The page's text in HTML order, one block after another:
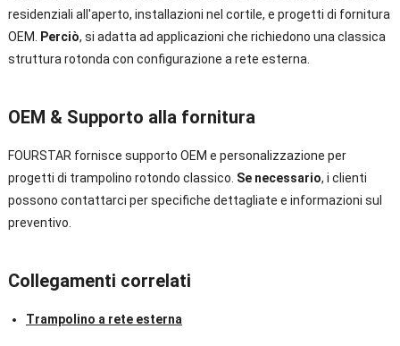
residenziali all'aperto, installazioni nel cortile, e progetti di fornitura
OEM.
Perciò, si adatta ad applicazioni che richiedono una classica
struttura rotonda con configurazione a rete esterna.
OEM & Supporto alla fornitura
FOURSTAR fornisce supporto OEM e personalizzazione per
progetti di trampolino rotondo classico. Se necessario, i clienti
possono contattarci per specifiche dettagliate e informazioni sul
preventivo.
Collegamenti correlati
Trampolino a rete esterna